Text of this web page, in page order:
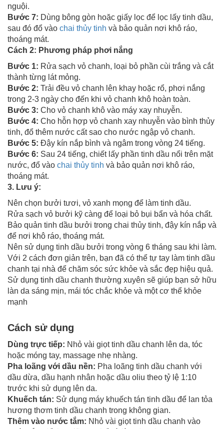
nguội.
Bước 7: Dùng bông gòn hoặc giấy lọc để lọc lấy tinh dầu,
sau đó đổ vào chai thủy tinh và bảo quản nơi khô ráo,
thoáng mát.
Cách 2: Phương pháp phơi nắng
Bước 1: Rửa sạch vỏ chanh, loại bỏ phần cùi trắng và cắt
thành từng lát mỏng.
Bước 2: Trải đều vỏ chanh lên khay hoặc rổ, phơi nắng
trong 2-3 ngày cho đến khi vỏ chanh khô hoàn toàn.
Bước 3: Cho vỏ chanh khô vào máy xay nhuyễn.
Bước 4: Cho hỗn hợp vỏ chanh xay nhuyễn vào bình thủy
tinh, đổ thêm nước cất sao cho nước ngập vỏ chanh.
Bước 5: Đậy kín nắp bình và ngâm trong vòng 24 tiếng.
Bước 6: Sau 24 tiếng, chiết lấy phần tinh dầu nổi trên mặt
nước, đổ vào chai thủy tinh và bảo quản nơi khô ráo,
thoáng mát.
3. Lưu ý:
Nên chọn bưởi tươi, vỏ xanh mọng để làm tinh dầu.
Rửa sạch vỏ bưởi kỹ càng để loại bỏ bụi bẩn và hóa chất.
Bảo quản tinh dầu bưởi trong chai thủy tinh, đậy kín nắp và
để nơi khô ráo, thoáng mát.
Nên sử dụng tinh dầu bưởi trong vòng 6 tháng sau khi làm.
Với 2 cách đơn giản trên, bạn đã có thể tự tay làm tinh dầu
chanh tại nhà để chăm sóc sức khỏe và sắc đẹp hiệu quả.
Sử dụng tinh dầu chanh thường xuyên sẽ giúp bạn sở hữu
làn da sáng mịn, mái tóc chắc khỏe và một cơ thể khỏe
mạnh
Cách sử dụng
Dùng trực tiếp: Nhỏ vài giọt tinh dầu chanh lên da, tóc
hoặc móng tay, massage nhẹ nhàng.
Pha loãng với dầu nền: Pha loãng tinh dầu chanh với
dầu dừa, dầu hạnh nhân hoặc dầu oliu theo tỷ lệ 1:10
trước khi sử dụng lên da.
Khuếch tán: Sử dụng máy khuếch tán tinh dầu để lan tỏa
hương thơm tinh dầu chanh trong không gian.
Thêm vào nước tắm: Nhỏ vài giọt tinh dầu chanh vào